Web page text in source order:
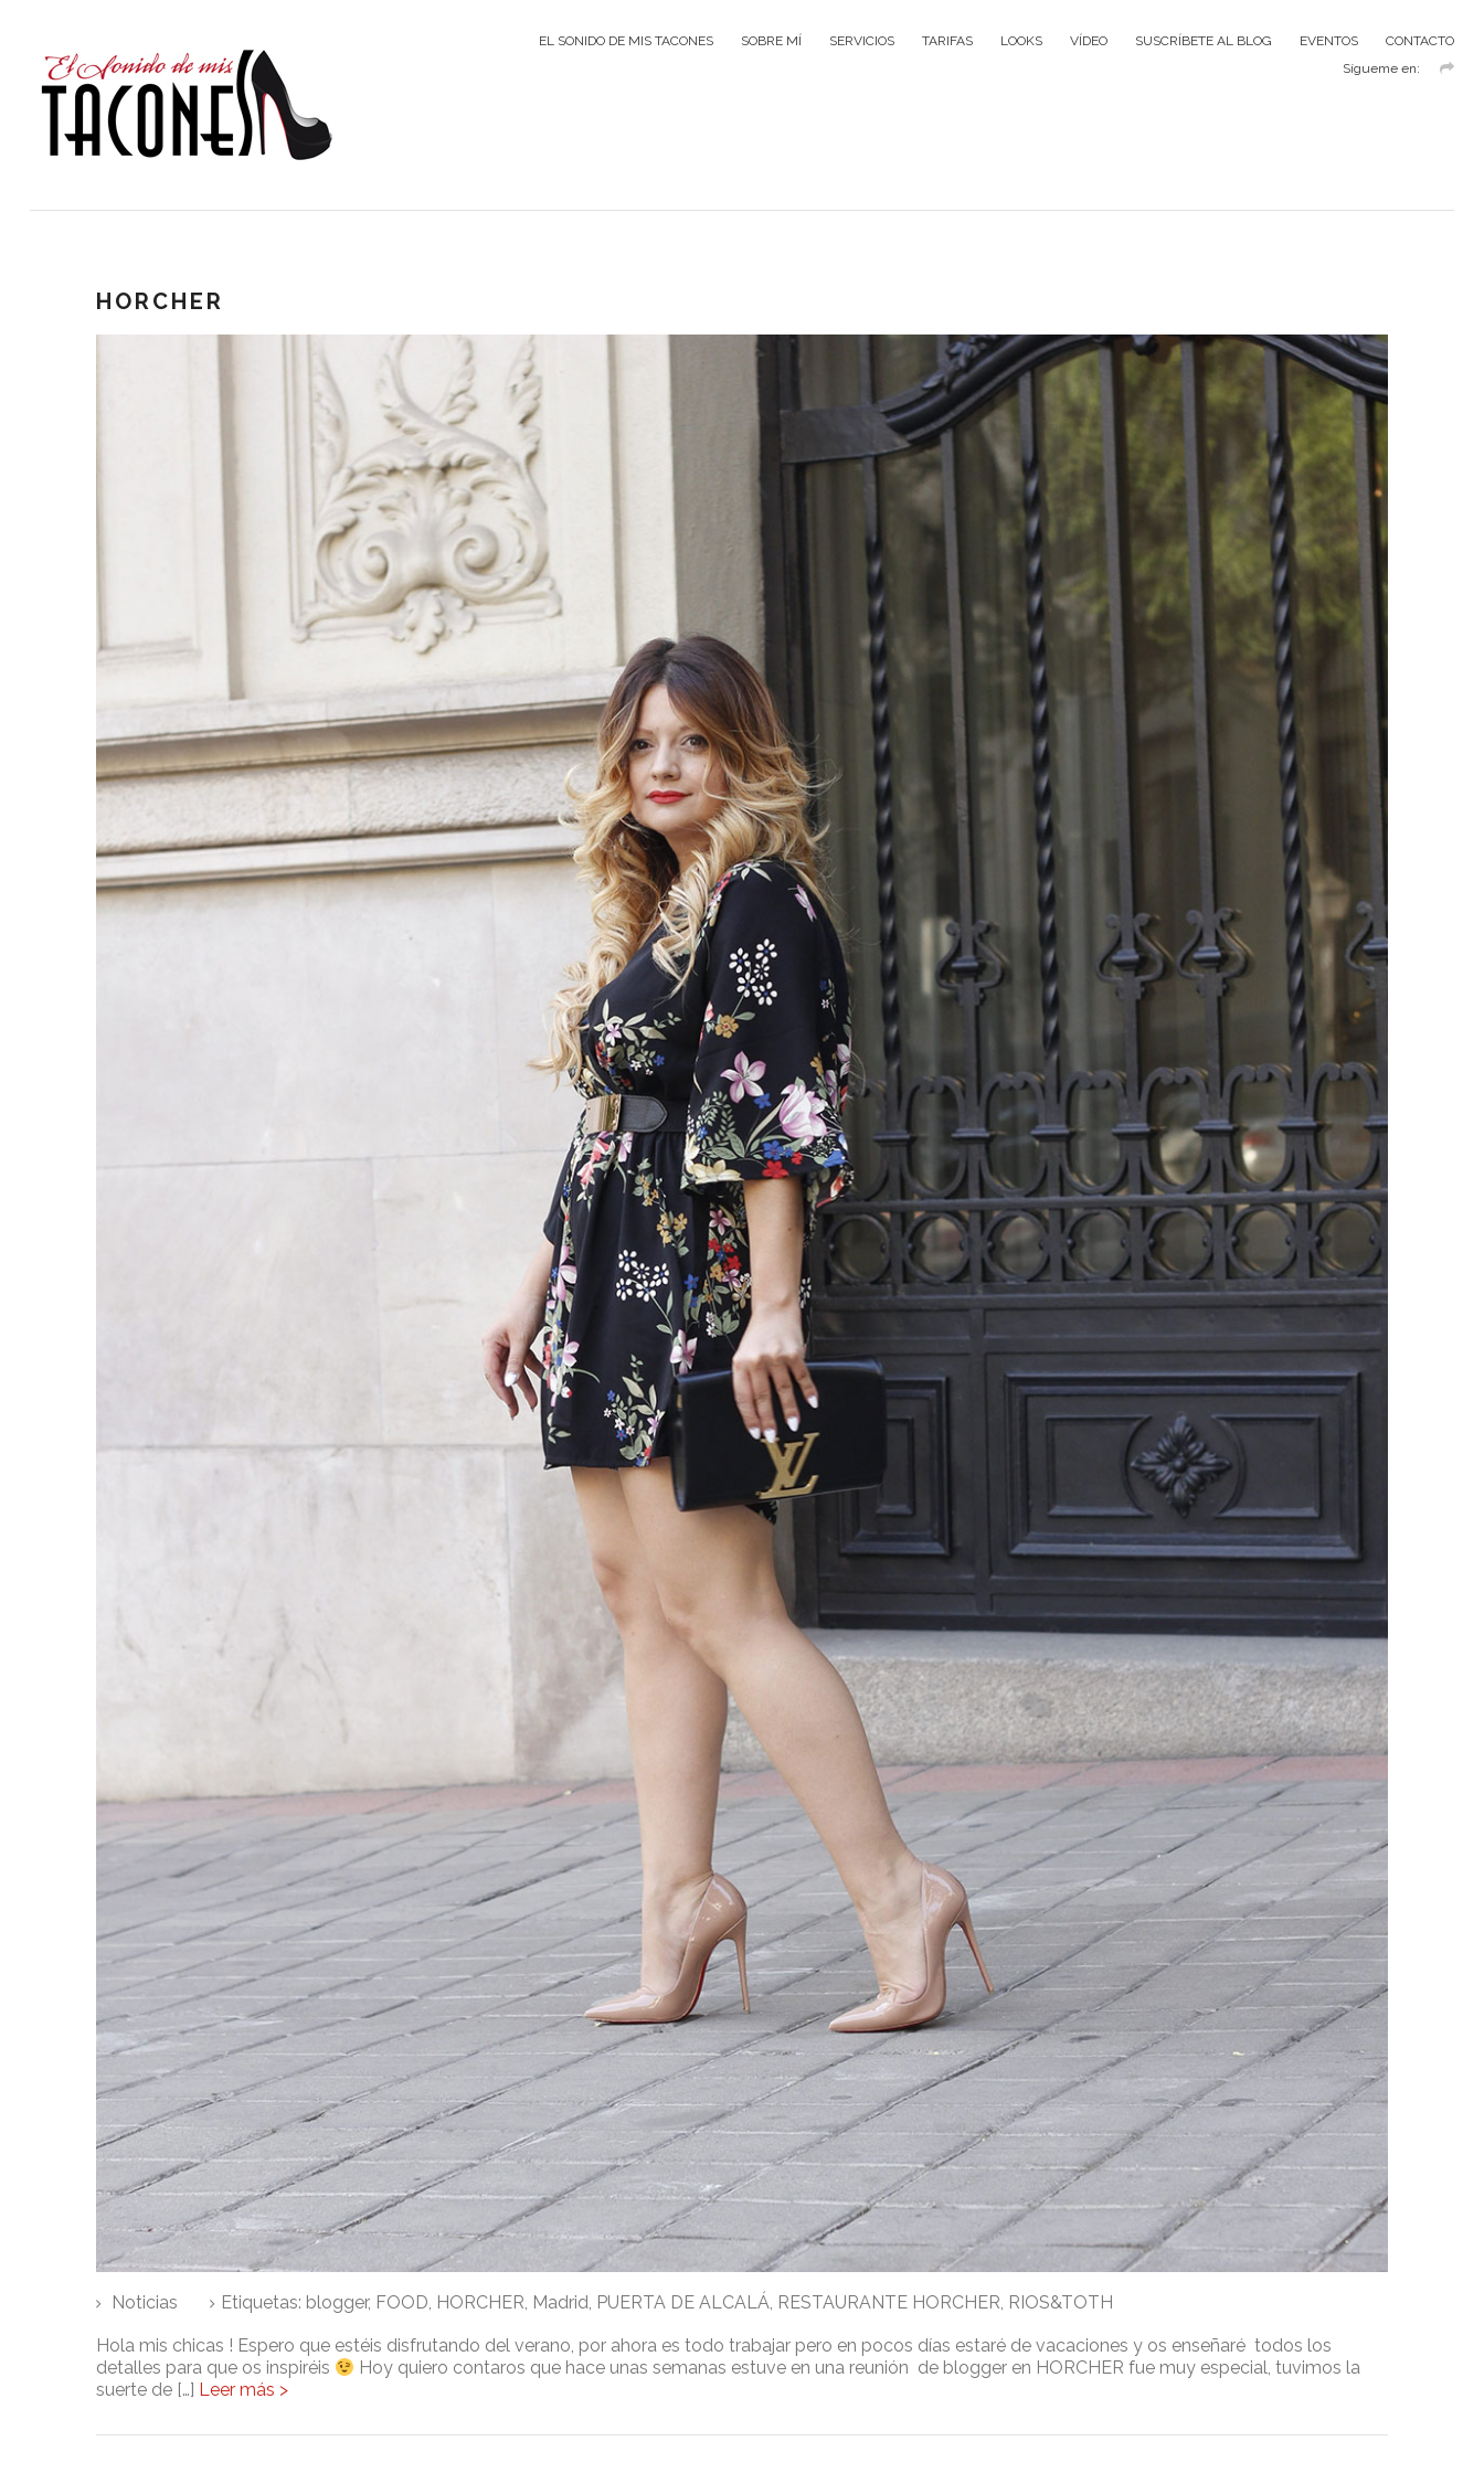
EL SONIDO DE MIS TACONES SOBRE MÍ SERVICIOS TARIFAS LOOKS VÍDEO SUSCRÍBETE AL BLOG EVENTOS
CONTACTO
Sígueme en:
HORCHER
Noticias Etiquetas: blogger, FOOD, HORCHER, Madrid, PUERTA DE ALCALÁ, RESTAURANTE HORCHER, RIOS&TOTH
Hola mis chicas ! Espero que estéis disfrutando del verano, por ahora es todo trabajar pero en pocos días estaré de vacaciones y os enseñaré todos los
detalles para que os inspiréis
Hoy quiero contaros que hace unas semanas estuve en una reunión de blogger en HORCHER fue muy especial, tuvimos la
suerte de […] Leer más >